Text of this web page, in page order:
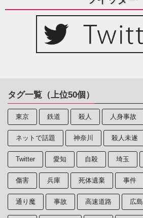
タグ一覧（上位50個）
東京 鉄道 殺人 人身事故
ネットで話題 神奈川 殺人未遂
Twitter 愛知 自殺 埼玉
傷害 兵庫 死体遺棄 事件
通り魔 事故 高速道路 広島